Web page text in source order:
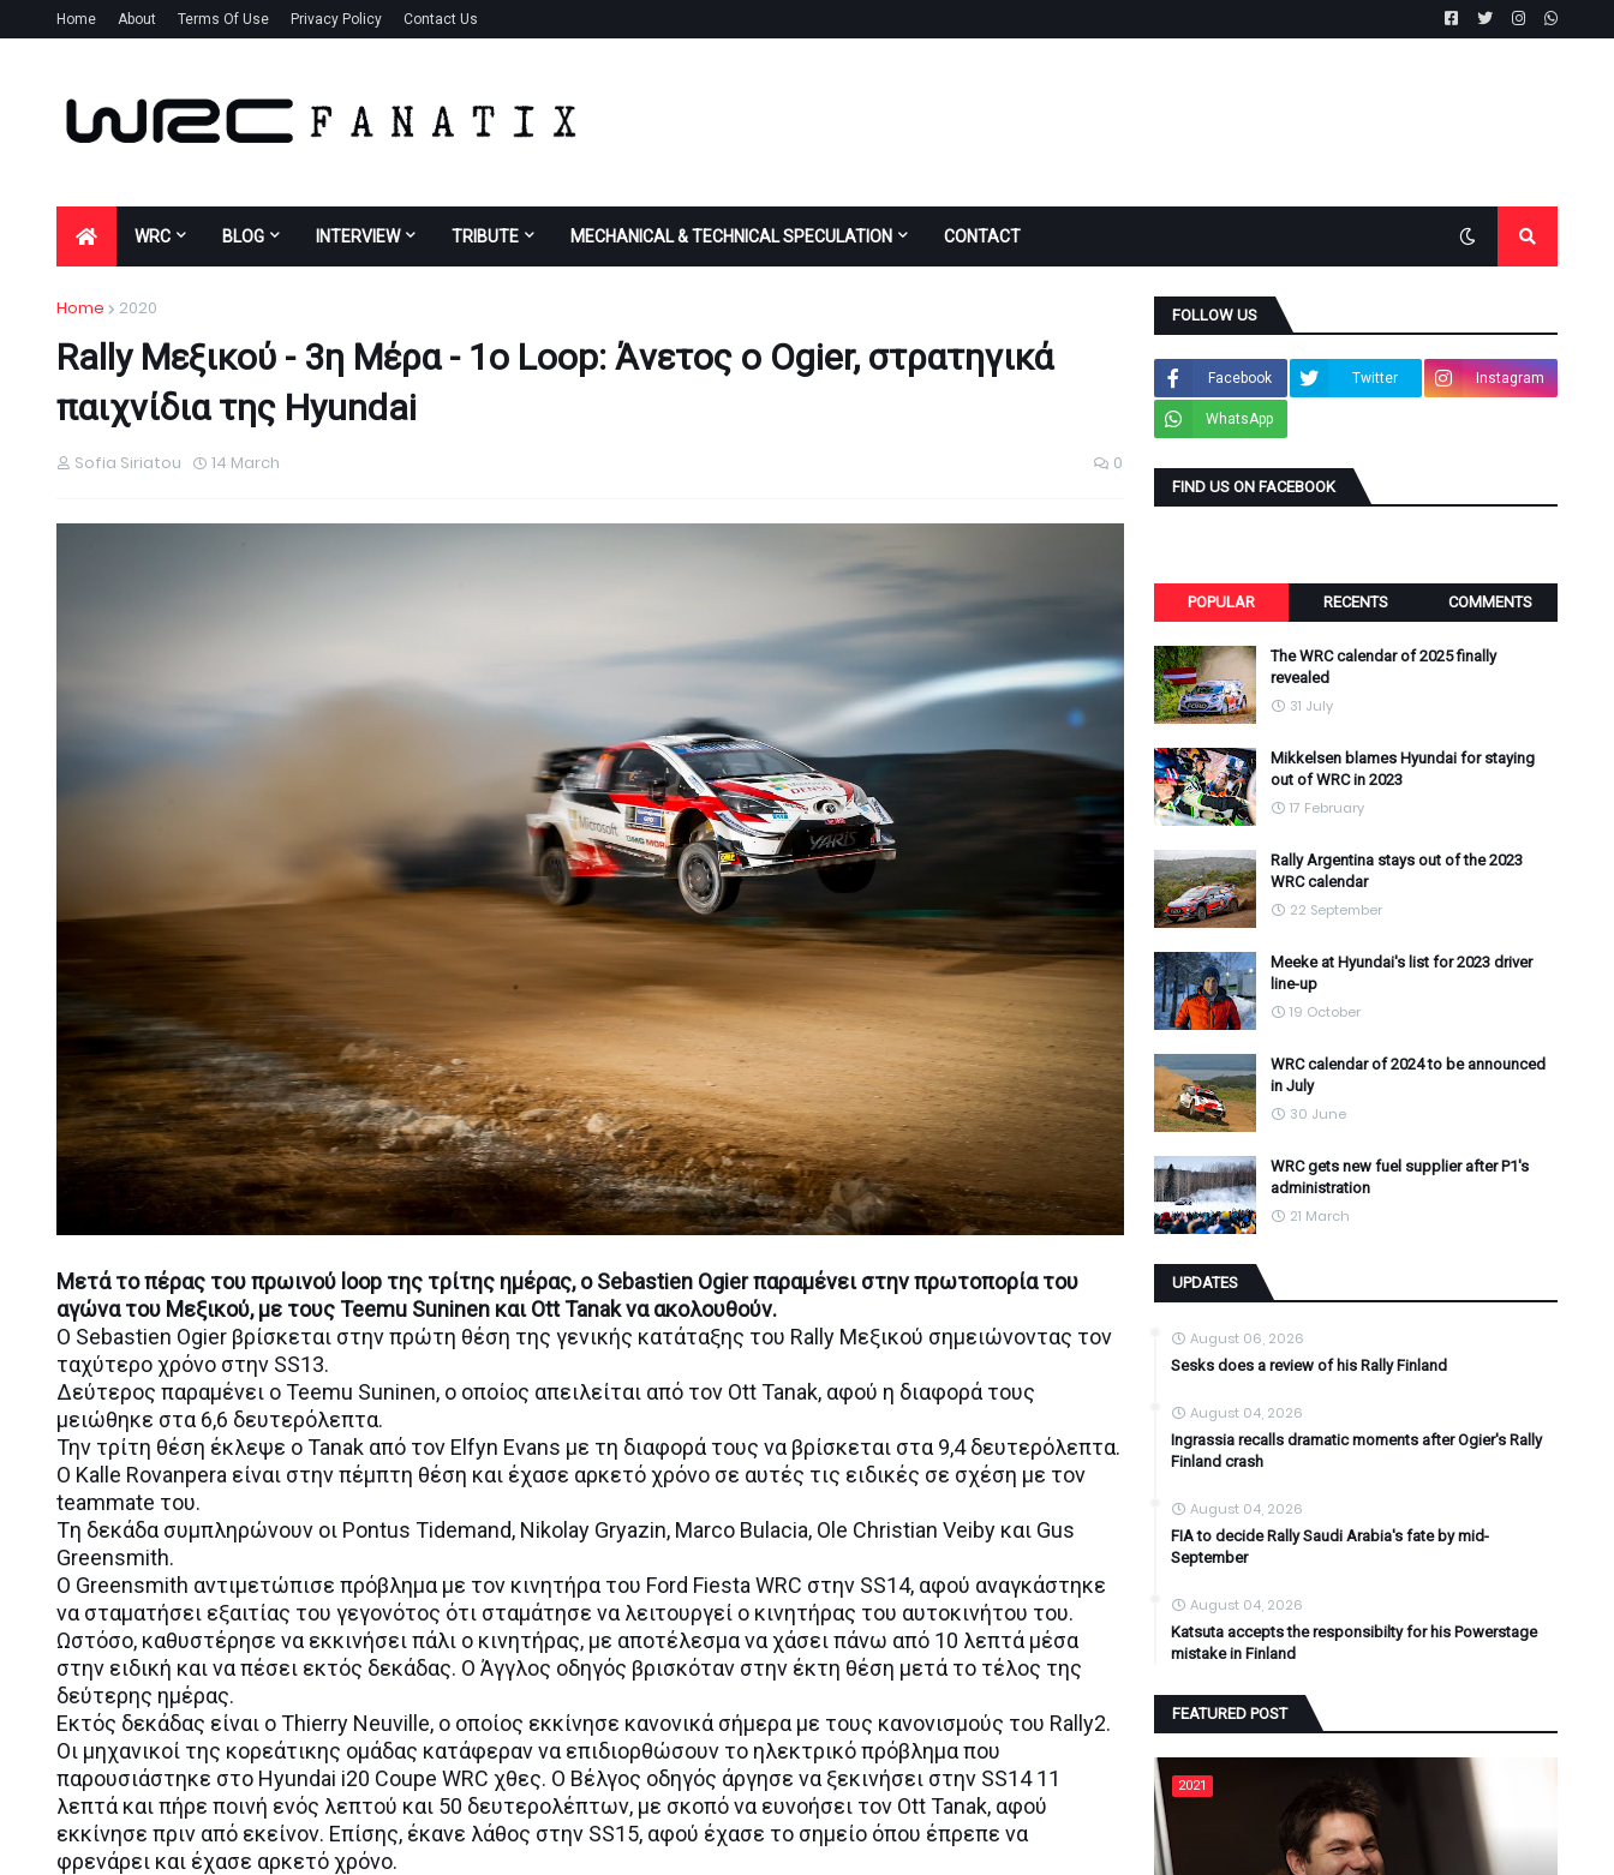
Home About Terms Of Use Privacy Policy Contact Us
WRC BLOG INTERVIEW TRIBUTE MECHANICAL & TECHNICAL SPECULATION CONTACT
Home 2020
Rally Μεξικού - 3η Μέρα - 1o Loop: Άνετος ο Ogier, στρατηγικά
παιχνίδια της Hyundai
Sofia Siriatou 14 March 0
Μετά το πέρας του πρωινού loop της τρίτης ημέρας, o Sebastien Ogier παραμένει στην πρωτοπορία του
αγώνα του Μεξικού, με τους Teemu Suninen και Ott Tanak να ακολουθούν.
Ο Sebastien Ogier βρίσκεται στην πρώτη θέση της γενικής κατάταξης του Rally Μεξικού σημειώνοντας τον
ταχύτερο χρόνο στην SS13.
Δεύτερος παραμένει ο Teemu Suninen, ο οποίος απειλείται από τον Ott Tanak, αφού η διαφορά τους
μειώθηκε στα 6,6 δευτερόλεπτα.
Την τρίτη θέση έκλεψε ο Tanak από τον Elfyn Evans με τη διαφορά τους να βρίσκεται στα 9,4 δευτερόλεπτα.
Ο Kalle Rovanpera είναι στην πέμπτη θέση και έχασε αρκετό χρόνο σε αυτές τις ειδικές σε σχέση με τον
teammate του.
Tη δεκάδα συμπληρώνουν οι Pontus Tidemand, Nikolay Gryazin, Marco Bulacia, Ole Christian Veiby και Gus
Greensmith.
O Greensmith αντιμετώπισε πρόβλημα με τον κινητήρα του Ford Fiesta WRC στην SS14, αφού αναγκάστηκε
να σταματήσει εξαιτίας του γεγονότος ότι σταμάτησε να λειτουργεί ο κινητήρας του αυτοκινήτου του.
Ωστόσο, καθυστέρησε να εκκινήσει πάλι ο κινητήρας, με αποτέλεσμα να χάσει πάνω από 10 λεπτά μέσα
στην ειδική και να πέσει εκτός δεκάδας. Ο Άγγλος οδηγός βρισκόταν στην έκτη θέση μετά το τέλος της
δεύτερης ημέρας.
Εκτός δεκάδας είναι ο Thierry Neuville, ο οποίος εκκίνησε κανονικά σήμερα με τους κανονισμούς του Rally2.
Οι μηχανικοί της κορεάτικης ομάδας κατάφεραν να επιδιορθώσουν το ηλεκτρικό πρόβλημα που
παρουσιάστηκε στο Hyundai i20 Coupe WRC χθες. Ο Βέλγος οδηγός άργησε να ξεκινήσει στην SS14 11
λεπτά και πήρε ποινή ενός λεπτού και 50 δευτερολέπτων, με σκοπό να ευνοήσει τον Ott Tanak, αφού
εκκίνησε πριν από εκείνον. Επίσης, έκανε λάθος στην SS15, αφού έχασε το σημείο όπου έπρεπε να
φρενάρει και έχασε αρκετό χρόνο.
FOLLOW US
Facebook Twitter Instagram
WhatsApp
FIND US ON FACEBOOK
POPULAR RECENTS COMMENTS
The WRC calendar of 2025 finally
revealed
31 July
Mikkelsen blames Hyundai for staying
out of WRC in 2023
17 February
Rally Argentina stays out of the 2023
WRC calendar
22 September
Meeke at Hyundai's list for 2023 driver
line-up
19 October
WRC calendar of 2024 to be announced
in July
30 June
WRC gets new fuel supplier after P1's
administration
21 March
UPDATES
August 06, 2026
Sesks does a review of his Rally Finland
August 04, 2026
Ingrassia recalls dramatic moments after Ogier's Rally
Finland crash
August 04, 2026
FIA to decide Rally Saudi Arabia's fate by mid-
September
August 04, 2026
Katsuta accepts the responsibilty for his Powerstage
mistake in Finland
FEATURED POST
2021